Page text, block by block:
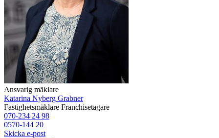
Ansvarig mäklare
Katarina Nyberg Grabner
Fastighetsmäklare Franchisetagare
070-234 24 98
0570-144 20
Skicka e-post